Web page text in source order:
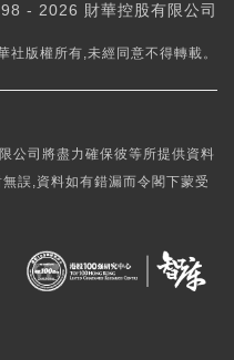
- 2026 財華控股有限公司
社版權所有,未經同意不得轉載。
公司將盡力確保彼等所提供資料
誤,資料如有錯漏而令閣下蒙受